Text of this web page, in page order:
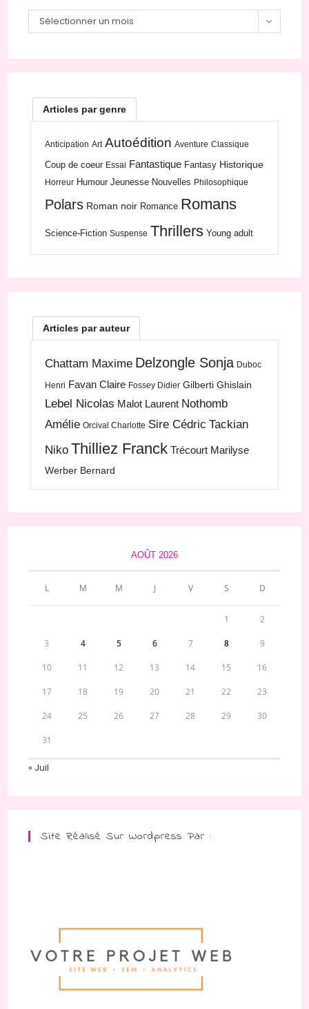
Archives
Sélectionner un mois
Articles par genre
Anticipation Art Autoédition Aventure Classique
Coup de coeur Essai Fantastique Fantasy Historique
Horreur Humour Jeunesse Nouvelles Philosophique
Polars Roman noir Romance Romans
Science-Fiction Suspense Thrillers Young adult
Articles par auteur
Chattam Maxime Delzongle Sonja Duboc
Henri Favan Claire Fossey Didier Gilberti Ghislain
Lebel Nicolas Malot Laurent Nothomb
Amélie Orcival Charlotte Sire Cédric Tackian
Niko Thilliez Franck Trécourt Marilyse
Werber Bernard
AOÛT 2026
L M M J V S D
1 2
3 4 5 6 7 8 9
10 11 12 13 14 15 16
17 18 19 20 21 22 23
24 25 26 27 28 29 30
31
« Juil
Site Réalisé Sur Wordpress Par :